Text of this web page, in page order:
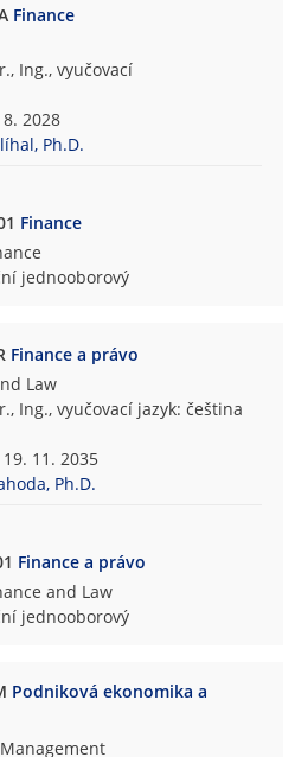
Finance
Ing., vyučovací
2028
Ph.D.
Finance
jednooborový
Finance a právo
Law
Ing., vyučovací jazyk: čeština
11. 2035
Ph.D.
Finance a právo
and Law
jednooborový
Podniková ekonomika a